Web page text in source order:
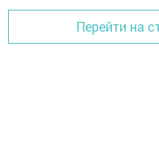
Перейти на